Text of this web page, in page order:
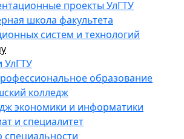
проекты УлГТУ
школа факультета
систем и технологий
УлГТУ
образование
колледж
экономики и информатики
и специалитет
специальности